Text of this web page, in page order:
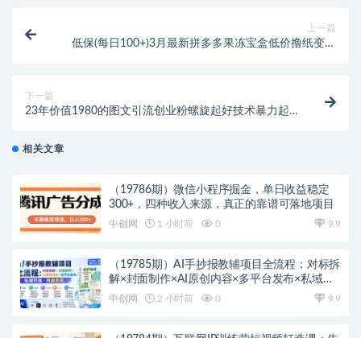
上一篇
低保(每日100+)3月最新拼多多果冻宝盒低价撸纸变现
下一篇
23年价值1980的图文引流创业粉螺旋起好技术暴力起
相关文章
（19786期）微信小程序掘金，单日收益稳定
300+，四种收入来源，真正的靠谱可落地项目
中创网 1 小时前 0 9.9
（19785期）AI手抄报教辅项目全流程：对标拆
解×封面制作×AI原创内容×多平台发布×私域引
流×网盘变现
中创网 2 小时前 0 9.9